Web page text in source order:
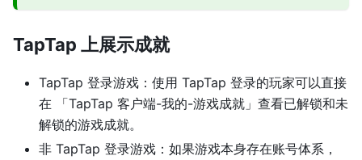
TapTap 上展示成就
TapTap 登录游戏：使用 TapTap 登录的玩家可以直接
在 「TapTap 客户端-我的-游戏成就」查看已解锁和未
解锁的游戏成就。
非 TapTap 登录游戏：如果游戏本身存在账号体系，